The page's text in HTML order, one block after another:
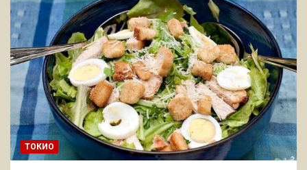
ТОКИО